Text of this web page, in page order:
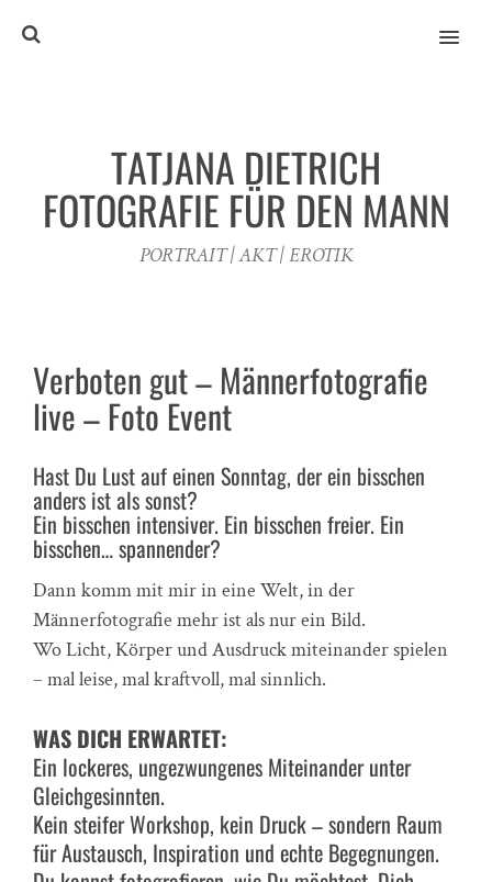
MENU
TATJANA DIETRICH
FOTOGRAFIE FÜR DEN MANN
PORTRAIT | AKT | EROTIK
Verboten gut – Männerfotografie
live – Foto Event
Hast Du Lust auf einen Sonntag, der ein bisschen
anders ist als sonst?
Ein bisschen intensiver. Ein bisschen freier. Ein
bisschen… spannender?
Dann komm mit mir in eine Welt, in der
Männerfotografie mehr ist als nur ein Bild.
Wo Licht, Körper und Ausdruck miteinander spielen
– mal leise, mal kraftvoll, mal sinnlich.
WAS DICH ERWARTET:
Ein lockeres, ungezwungenes Miteinander unter
Gleichgesinnten.
Kein steifer Workshop, kein Druck – sondern Raum
für Austausch, Inspiration und echte Begegnungen.